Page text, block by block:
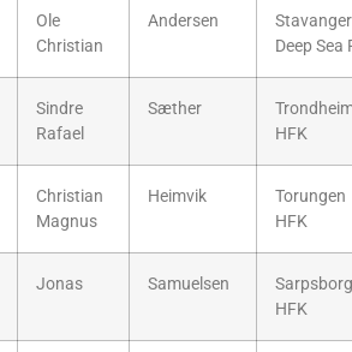
Ole
Christian
Andersen
Stavanger
Deep Sea
Sindre
Rafael
Sæther
HFK
Christian
Magnus
Heimvik
Torungen
HFK
Jonas Samuelsen
Sarpsborg
HFK